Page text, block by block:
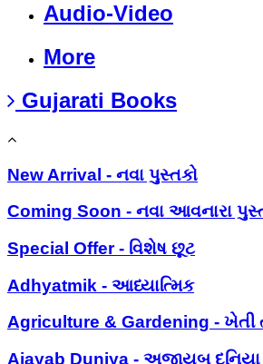
Audio-Video
More
Gujarati Books
New Arrival - નવા પુસ્તકો
Coming Soon - નવા આવનારા
Special Offer - વિશેષ છૂટ
Adhyatmik - આધ્યાત્મિક
Agriculture & Gardening - ખેતી
Ajayab Duniya - અજાયબ દુનિયા